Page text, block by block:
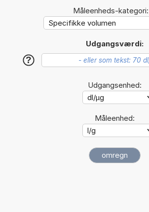
Måleenheds-kategori:
Udgangsværdi:
?
Udgangsenhed:
Måleenhed: